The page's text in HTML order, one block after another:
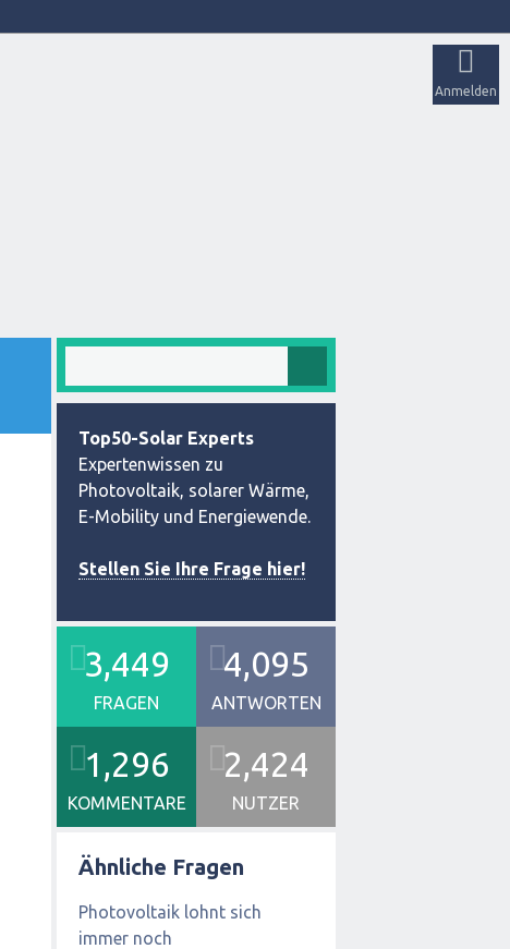
Anmelden
Top50-Solar Experts
Expertenwissen zu
Photovoltaik, solarer Wärme,
E-Mobility und Energiewende.
Stellen Sie Ihre Frage hier!
3,449
FRAGEN
4,095
ANTWORTEN
1,296
KOMMENTARE
2,424
NUTZER
Ähnliche Fragen
Photovoltaik lohnt sich
immer noch